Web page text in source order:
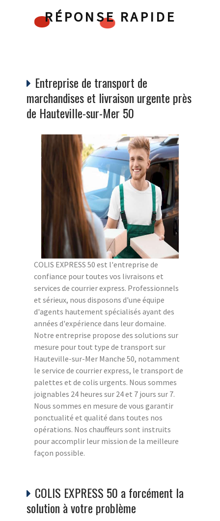
RÉPONSE RAPIDE
Entreprise de transport de
marchandises et livraison urgente près
de Hauteville-sur-Mer 50
COLIS EXPRESS 50 est l'entreprise de
confiance pour toutes vos livraisons et
services de courrier express. Professionnels
et sérieux, nous disposons d'une équipe
d'agents hautement spécialisés ayant des
années d'expérience dans leur domaine.
Notre entreprise propose des solutions sur
mesure pour tout type de transport sur
Hauteville-sur-Mer Manche 50, notamment
le service de courrier express, le transport de
palettes et de colis urgents. Nous sommes
joignables 24 heures sur 24 et 7 jours sur 7.
Nous sommes en mesure de vous garantir
ponctualité et qualité dans toutes nos
opérations. Nos chauffeurs sont instruits
pour accomplir leur mission de la meilleure
façon possible.
COLIS EXPRESS 50 a forcément la
solution à votre problème